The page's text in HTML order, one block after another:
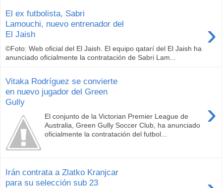
El ex futbolista, Sabri
Lamouchi, nuevo entrenador del
El Jaish
›
©Foto: Web oficial del El Jaish. El equipo qatarí del El Jaish ha
anunciado oficialmente la contratación de Sabri Lam...
Vitaka Rodríguez se convierte
en nuevo jugador del Green
Gully
›
El conjunto de la Victorian Premier League de
Australia, Green Gully Soccer Club, ha anunciado
oficialmente la contratación del futbol...
Irán contrata a Zlatko Kranjcar
para su selección sub 23